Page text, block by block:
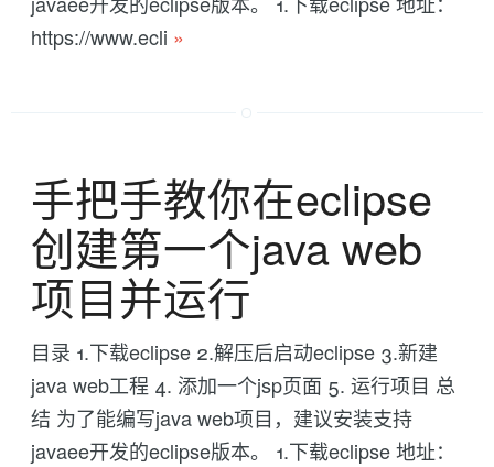
https://www.ecli »
手把手教你在eclipse
创建第一个java web
项目并运行
目录 1.下载eclipse 2.解压后启动eclipse 3.新建
java web工程 4. 添加一个jsp页面 5. 运行项目 总
结 为了能编写java web项目，建议安装支持
javaee开发的eclipse版本。 1.下载eclipse 地址：